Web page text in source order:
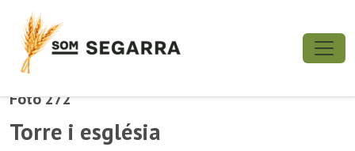
Foto 272
Torre i església